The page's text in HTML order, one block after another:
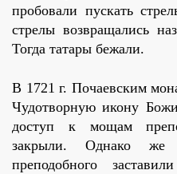
пробовали пускать
стрелы возвращались
Тогда татары бежали.
В 1721 г. Почаевским
Чудотворную икону
доступ к мощам
закрыли. Однако
преподобного